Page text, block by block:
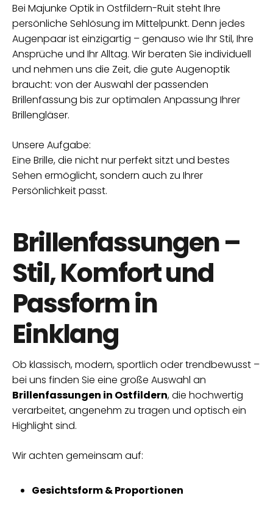
Bei Majunke Optik in Ostfildern-Ruit steht Ihre
persönliche Sehlösung im Mittelpunkt. Denn jedes
Augenpaar ist einzigartig – genauso wie Ihr Stil, Ihre
Ansprüche und Ihr Alltag. Wir beraten Sie individuell
und nehmen uns die Zeit, die gute Augenoptik
braucht: von der Auswahl der passenden
Brillenfassung bis zur optimalen Anpassung Ihrer
Brillengläser.
Unsere Aufgabe:
Eine Brille, die nicht nur perfekt sitzt und bestes
Sehen ermöglicht, sondern auch zu Ihrer
Persönlichkeit passt.
Brillenfassungen –
Stil, Komfort und
Passform in
Einklang
Ob klassisch, modern, sportlich oder trendbewusst –
bei uns finden Sie eine große Auswahl an
Brillenfassungen in Ostfildern, die hochwertig
verarbeitet, angenehm zu tragen und optisch ein
Highlight sind.
Wir achten gemeinsam auf:
Gesichtsform & Proportionen